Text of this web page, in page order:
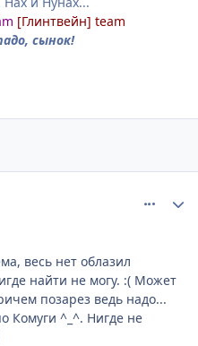
[Глинтвейн] team
сынок!
весь нет облазил
найти не могу. :( Может
позарез ведь надо...
Комуги ^_^. Нигде не